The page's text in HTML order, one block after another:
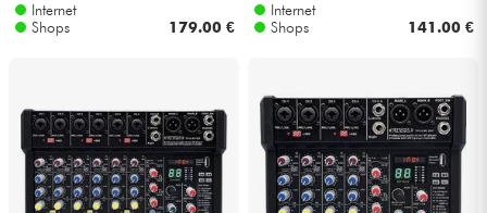
Internet
Shops
179.00 €
Internet
Shops
141.00 €